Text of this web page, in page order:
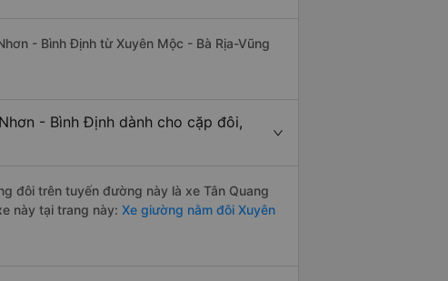
- Bình Định từ Xuyên Mộc - Bà Rịa-Vũng
- Bình Định dành cho cặp đôi,
đôi trên tuyến đường này là xe Tân Quang
này tại trang này: Xe giường nằm đôi Xuyên